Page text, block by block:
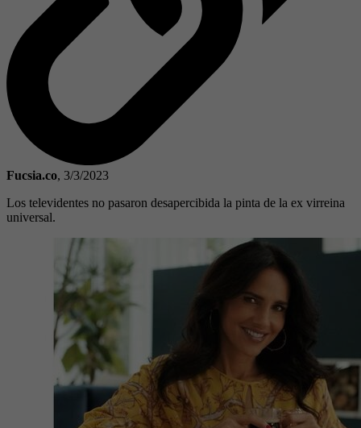
Fucsia.co, 3/3/2023
Los televidentes no pasaron desapercibida la pinta de la ex virreina
universal.